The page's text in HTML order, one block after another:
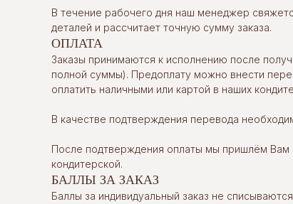
В течение рабочего дня наш менеджер
деталей и рассчитает точную сумму заказа.
ОПЛАТА
Заказы принимаются к исполнению после
полной суммы). Предоплату можно внести
оплатить наличными или картой в наших
В качестве подтверждения перевода
После подтверждения оплаты мы пришлём Вам
кондитерской.
БАЛЛЫ ЗА ЗАКАЗ
Баллы за индивидуальный заказ не